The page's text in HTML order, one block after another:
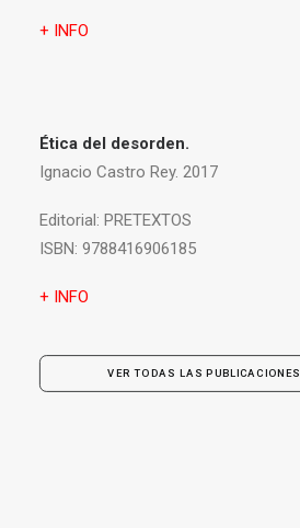
+ INFO
Ética del desorden.
Ignacio Castro Rey. 2017
Editorial: PRETEXTOS
ISBN: 9788416906185
+ INFO
VER TODAS LAS PUBLICACIONES